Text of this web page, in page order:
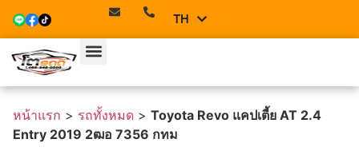
TH
EN
หน้าแรก > รถทั้งหมด > Toyota Revo แคปเตี้ย AT 2.4
Entry 2019 2ฒอ 7356 กทม